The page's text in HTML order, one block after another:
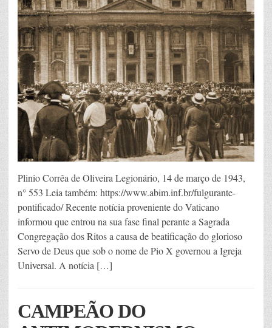
Plinio Corrêa de Oliveira Legionário, 14 de março de 1943,
n° 553 Leia também: https://www.abim.inf.br/fulgurante-
pontificado/ Recente notícia proveniente do Vaticano
informou que entrou na sua fase final perante a Sagrada
Congregação dos Ritos a causa de beatificação do glorioso
Servo de Deus que sob o nome de Pio X governou a Igreja
Universal. A notícia […]
CAMPEÃO DO